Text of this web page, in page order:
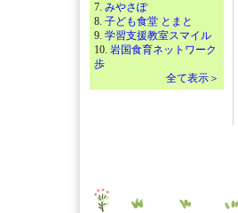
7. みやさぽ
8. 子ども食堂 とまと
9. 学習支援教室スマイル
10. 岩国食育ネットワーク
歩
全て表示＞